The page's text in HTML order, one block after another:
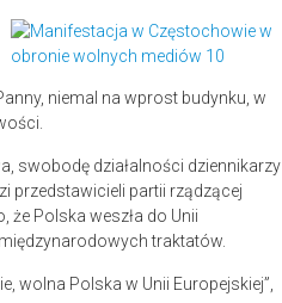
niemal na wprost budynku, w
swobodę działalności dziennikarzy
przedstawicieli partii rządzącej
Polska weszła do Unii
traktatów.
wolna Polska w Unii Europejskiej”,